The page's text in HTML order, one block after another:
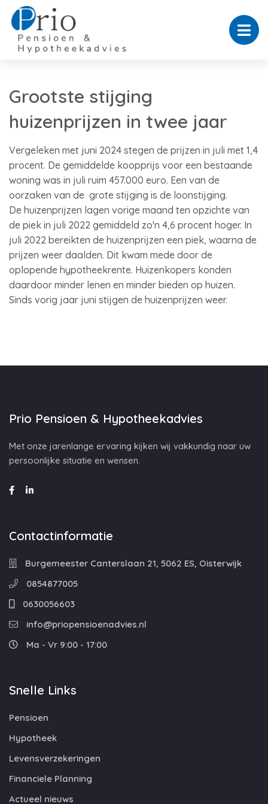
Grootste stijging
huizenprijzen in twee jaar
Vergeleken met juni 2024 stegen de prijzen in juli met 1,4
procent. De gemiddelde koopprijs voor een bestaande
woning was in juli ruim 457.000 euro. Een van de
oorzaken van de grote stijging is de loonstijging.
De huizenprijzen lagen vorige maand ten opzichte van
de piek in juli 2022 gemiddeld zo'n 4,6 procent hoger. In
juli 2022 bereikten de huizenprijzen een piek, waarna de
prijzen weer daalden. Dit kwam mede door de
oplopende hypotheekrente. Huizenkopers konden
daardoor minder lenen en minder bieden op huizen.
Sinds vorig jaar juni stijgen de huizenprijzen weer.
Prio Pensioen & Hypotheekadvies
Met onze jarenlange ervaring kijken wij vakkundig naar uw
persoonlijke situatie en wensen.
Contactinformatie
Burgemeester Canterslaan 21, 5062 ES, Oisterwijk
0854877005
0630056603
info@priopensioenadvies.nl
Ma - Vr 9:00 - 17:00
Snelle Links
Pensioen
Hypotheek
Levensverzekeringen
Financiele Planning
Actueel nieuws